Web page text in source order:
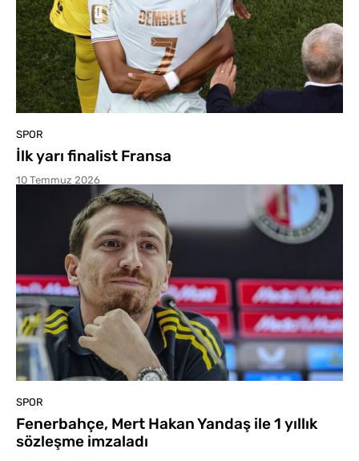
SPOR
İlk yarı finalist Fransa
10 Temmuz 2026
SPOR
Fenerbahçe, Mert Hakan Yandaş ile 1 yıllık
sözleşme imzaladı